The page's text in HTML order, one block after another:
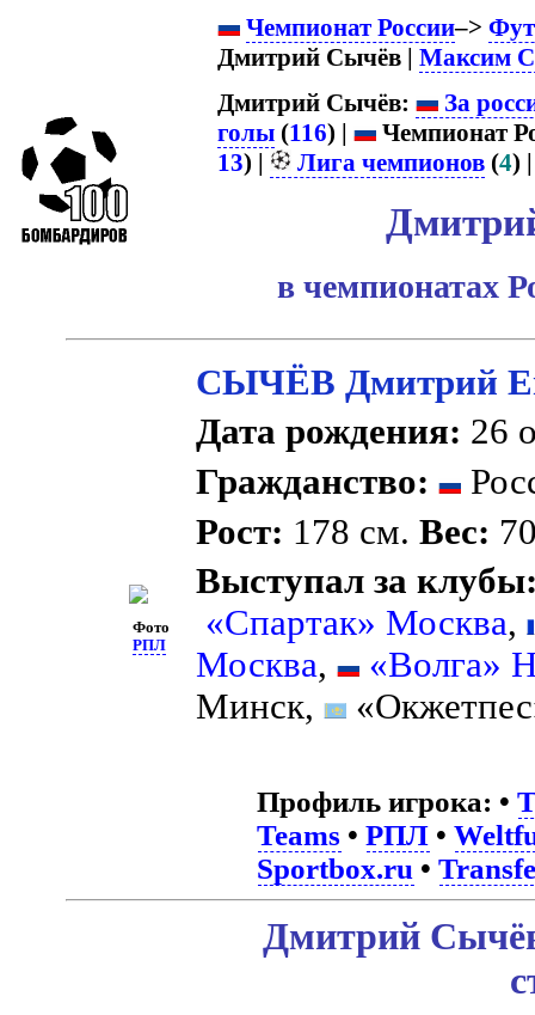
Чемпионат России–>
Дмитрий Сычёв | Максим
Дмитрий Сычёв:
За
голы (116) |
Чемпионат
13) | Лига чемпионов (4)
в чемпионатах
Фото
РПЛ
СЫЧЁВ Дмитрий
Дата рождения: 26
Гражданство:
Рост: 178 см.Вес:
Выступал за
«Спартак» Москва,
Москва,
«Волга»
Минск,
Профиль игрока: •
Teams •РПЛ •
Sportbox.ru •
Дмитрий